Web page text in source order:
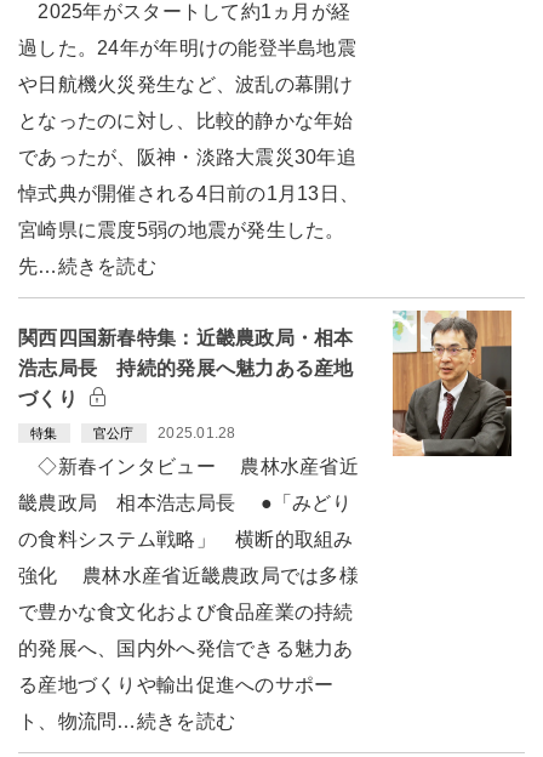
2025年がスタートして約1ヵ月が経
過した。24年が年明けの能登半島地震
や日航機火災発生など、波乱の幕開け
となったのに対し、比較的静かな年始
であったが、阪神・淡路大震災30年追
悼式典が開催される4日前の1月13日、
宮崎県に震度5弱の地震が発生した。
先…続きを読む
関西四国新春特集：近畿農政局・相本
浩志局長 持続的発展へ魅力ある産地
づくり
特集 官公庁 2025.01.28
◇新春インタビュー 農林水産省近
畿農政局 相本浩志局長 ●「みどり
の食料システム戦略」 横断的取組み
強化 農林水産省近畿農政局では多様
で豊かな食文化および食品産業の持続
的発展へ、国内外へ発信できる魅力あ
る産地づくりや輸出促進へのサポー
ト、物流問…続きを読む